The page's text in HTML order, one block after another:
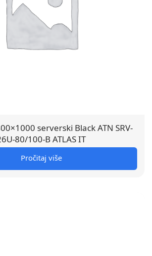
serverski Black ATN SRV-
80/100-B ATLAS IT
Pročitaj više